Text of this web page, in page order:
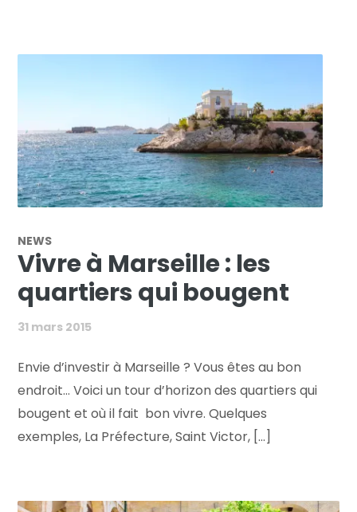
NEWS
Vivre à Marseille : les
quartiers qui bougent
31 mars 2015
Envie d’investir à Marseille ? Vous êtes au bon
endroit… Voici un tour d’horizon des quartiers qui
bougent et où il fait bon vivre. Quelques
exemples, La Préfecture, Saint Victor, [...]